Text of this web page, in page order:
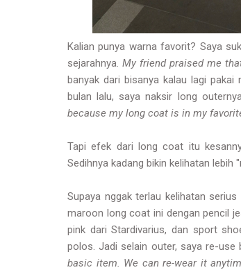
Kalian punya warna favorit? Saya
sejarahnya. My friend praised me
banyak dari bisanya kalau lagi
bulan lalu, saya naksir long
because my long coat is in my
Tapi efek dari long coat itu
Sedihnya kadang bikin kelihatan lebih
Supaya nggak terlau kelihatan
maroon long coat ini dengan pencil
pink dari Stardivarius, dan sport
polos. Jadi selain outer, saya re-
basic item. We can re-wear it